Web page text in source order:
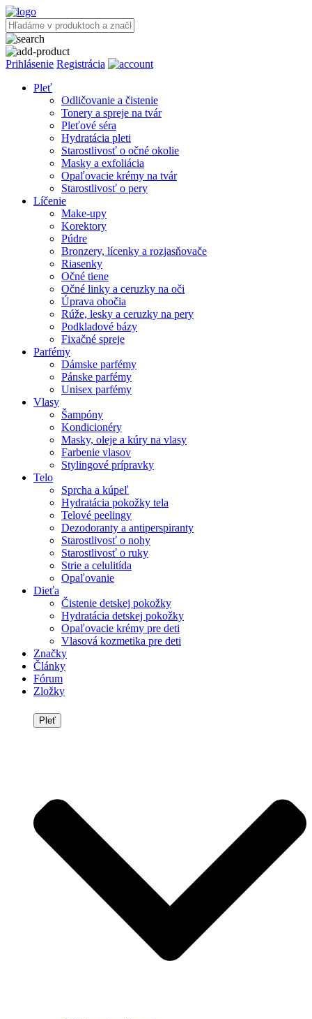
Prihlásenie Registrácia
Pleť
Odličovanie a čistenie
Tonery a spreje na tvár
Pleťové séra
Hydratácia pleti
Starostlivosť o očné okolie
Masky a exfoliácia
Opaľovacie krémy na tvár
Starostlivosť o pery
Líčenie
Make-upy
Korektory
Púdre
Bronzery, lícenky a rozjasňovače
Riasenky
Očné tiene
Očné linky a ceruzky na oči
Úprava obočia
Rúže, lesky a ceruzky na pery
Podkladové bázy
Fixačné spreje
Parfémy
Dámske parfémy
Pánske parfémy
Unisex parfémy
Vlasy
Šampóny
Kondicionéry
Masky, oleje a kúry na vlasy
Farbenie vlasov
Stylingové prípravky
Telo
Sprcha a kúpeľ
Hydratácia pokožky tela
Telové peelingy
Dezodoranty a antiperspiranty
Starostlivosť o nohy
Starostlivosť o ruky
Strie a celulitída
Opaľovanie
Dieťa
Čistenie detskej pokožky
Hydratácia detskej pokožky
Opaľovacie krémy pre deti
Vlasová kozmetika pre deti
Značky
Články
Fórum
Zložky
Pleť